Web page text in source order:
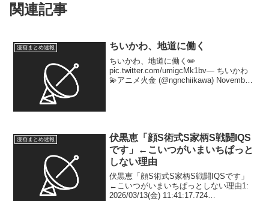
関連記事
漫画まとめ速報 ちいかわ、地道に働く
ちいかわ、地道に働く✏️
pic.twitter.com/umigcMk1bv— ちいかわ
💫アニメ火金 (@ngnchiikawa) November
漫画まとめ速報
伏黒恵「顔S術式S家柄S戦闘IQS
です」←こいつがいまいちぱっと
しない理由
伏黒恵「顔S術式S家柄S戦闘IQSです」
←こいつがいまいちぱっとしない理由1:
2026/03/13(金) 11:41:17.724